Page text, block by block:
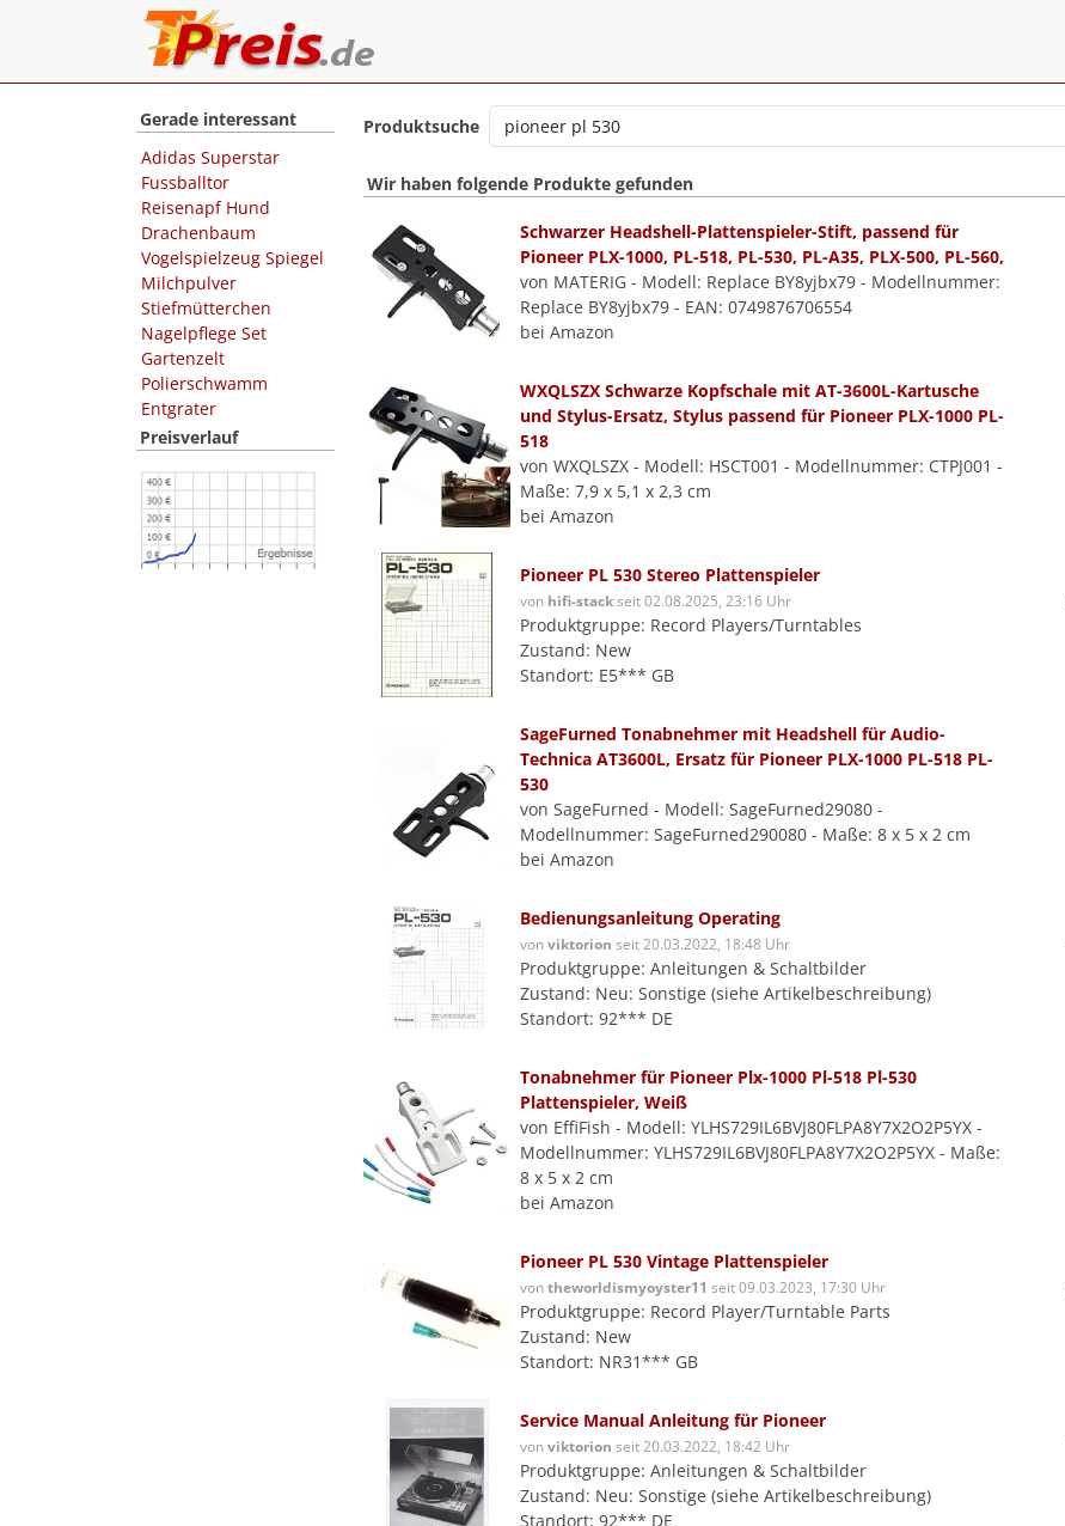
Gerade interessant
Adidas Superstar
Fussballtor
Reisenapf Hund
Drachenbaum
Vogelspielzeug Spiegel
Milchpulver
Stiefmütterchen
Nagelpflege Set
Gartenzelt
Polierschwamm
Entgrater
Preisverlauf
Produktsuche
Wir haben folgende Produkte gefunden
Schwarzer Headshell-Plattenspieler-Stift, passend für
Pioneer PLX-1000, PL-518, PL-530, PL-A35, PLX-500, PL-560,
von MATERIG - Modell: Replace BY8yjbx79 - Modellnummer:
Replace BY8yjbx79 - EAN: 0749876706554
bei Amazon
WXQLSZX Schwarze Kopfschale mit AT-3600L-Kartusche
und Stylus-Ersatz, Stylus passend für Pioneer PLX-1000 PL-
518
von WXQLSZX - Modell: HSCT001 - Modellnummer: CTPJ001 -
Maße: 7,9 x 5,1 x 2,3 cm
bei Amazon
Pioneer PL 530 Stereo Plattenspieler
von hifi-stackseit 02.08.2025, 23:16 Uhr
Produktgruppe: Record Players/Turntables
Zustand: New
Standort: E5*** GB
SageFurned Tonabnehmer mit Headshell für Audio-
Technica AT3600L, Ersatz für Pioneer PLX-1000 PL-518 PL-
530
von SageFurned - Modell: SageFurned29080 -
Modellnummer: SageFurned290080 - Maße: 8 x 5 x 2 cm
bei Amazon
Bedienungsanleitung Operating
vonviktorion seit 20.03.2022, 18:48 Uhr
Produktgruppe: Anleitungen & Schaltbilder
Zustand: Neu: Sonstige (siehe Artikelbeschreibung)
Standort: 92*** DE
Tonabnehmer für Pioneer Plx-1000 Pl-518 Pl-530
Plattenspieler, Weiß
von EffiFish - Modell: YLHS729IL6BVJ80FLPA8Y7X2O2P5YX -
Modellnummer: YLHS729IL6BVJ80FLPA8Y7X2O2P5YX - Maße:
8 x 5 x 2 cm
bei Amazon
Pioneer PL 530 Vintage Plattenspieler
vontheworldismyoyster11 seit 09.03.2023, 17:30 Uhr
Produktgruppe: Record Player/Turntable Parts
Zustand: New
Standort: NR31*** GB
Service Manual Anleitung für Pioneer
vonviktorion seit 20.03.2022, 18:42 Uhr
Produktgruppe: Anleitungen & Schaltbilder
Zustand: Neu: Sonstige (siehe Artikelbeschreibung)
Standort: 92*** DE